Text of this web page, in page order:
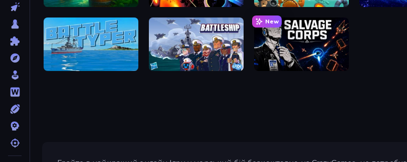
Cannon Clash Galaxy Gunner: Space Shooter BattleTabs Merge: Siege
Battle Typer Battleship
New
Salvage Corps